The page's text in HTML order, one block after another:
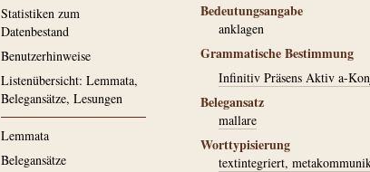
Statistiken zum
Datenbestand
Benutzerhinweise
Listenübersicht: Lemmata,
Belegansätze, Lesungen
Lemmata
Belegansätze
Bedeutungsangabe
anklagen
Grammatische Bestimmung
Infinitiv Präsens Aktiv a-
Belegansatz
mallare
Worttypisierung
textintegriert,